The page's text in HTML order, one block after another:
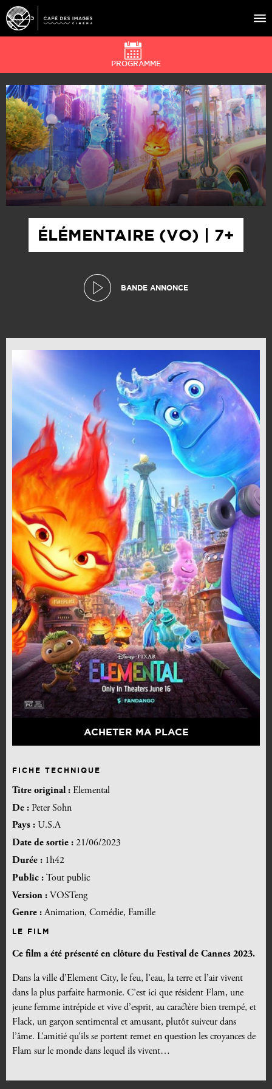
À L’AFFICHE
ÉVÉNEMENTS
CAFÉ DU CINÉ
PRATIQUE
ÉDUCATION AUX IMAGES
ÉLÉMENTAIRE (VO) | 7+
BANDE ANNONCE
ACHETER MA PLACE
FICHE TECHNIQUE
Titre original : Elemental
De : Peter Sohn
Pays : U.S.A
Date de sortie : 21/06/2023
Durée : 1h42
Public : Tout public
Version : VOSTeng
Genre :Animation, Comédie, Famille
LE FILM
Ce film a été présenté en clôture du Festival de Cannes 2023.
Dans la ville d’Element City, le feu, l’eau, la terre et l’air vivent
dans la plus parfaite harmonie. C’est ici que résident Flam, une
jeune femme intrépide et vive d’esprit, au caractère bien trempé, et
Flack, un garçon sentimental et amusant, plutôt suiveur dans
l’âme. L’amitié qu’ils se portent remet en question les croyances de
Flam sur le monde dans lequel ils vivent…
PROGRAMME